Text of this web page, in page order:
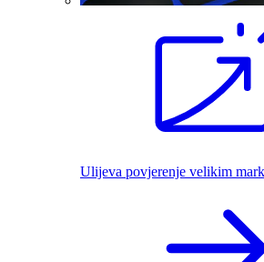
Ulijeva povjerenje velikim